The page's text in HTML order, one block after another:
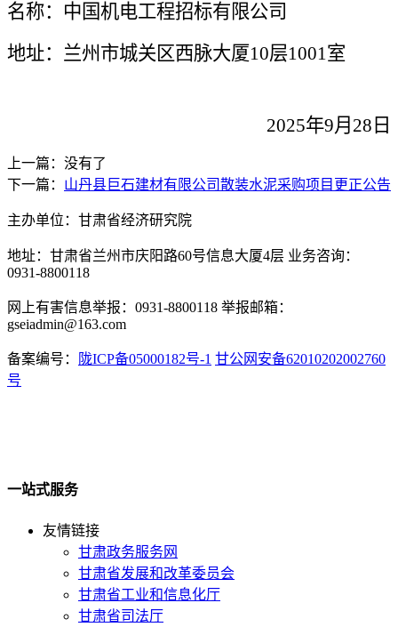
名称： 中国机电工程招标有限公司
地址：兰州市城关区西脉大厦10层1001室
2025年9月 28 日
上一篇：没有了
下一篇： 山丹县巨石建材有限公司散装水泥采购项目更正公告
主办单位：甘肃省经济研究院
地址：甘肃省兰州市庆阳路60号信息大厦4层 业务咨询：
0931-8800118
网上有害信息举报：0931-8800118 举报邮箱：
gseiadmin@163.com
备案编号： 陇ICP备05000182号-1 甘公网安备62010202002760
号
一站式服务
友情链接
甘肃政务服务网
甘肃省发展和改革委员会
甘肃省工业和信息化厅
甘肃省司法厅